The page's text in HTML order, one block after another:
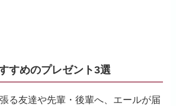
すめのプレゼント3選
る友達や先輩・後輩へ、エールが届